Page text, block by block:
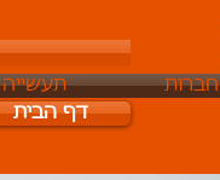
דף הבית
תעשייה חברות